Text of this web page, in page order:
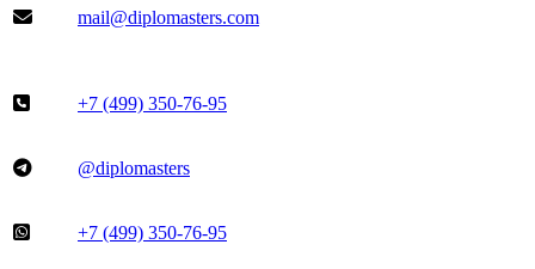
mail@diplomasters.com
+7 (499) 350-76-95
@diplomasters
+7 (499) 350-76-95